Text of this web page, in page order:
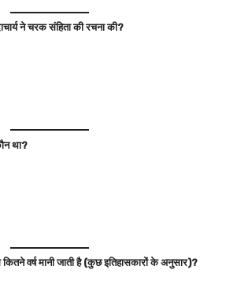
ने चरक संहिता की रचना की?
था?
वर्ष मानी जाती है (कुछ इतिहासकारों के अनुसार)?